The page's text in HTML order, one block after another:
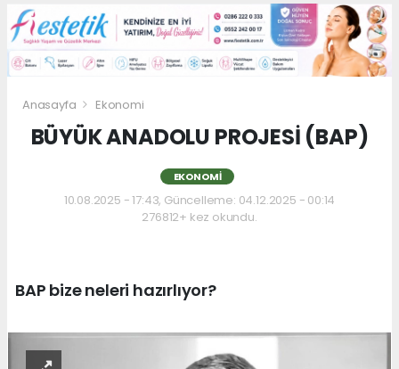
Anasayfa Ekonomi
BÜYÜK ANADOLU PROJESİ (BAP)
EKONOMI
10.08.2025 - 17:43, Güncelleme: 04.12.2025 - 00:14
276812+ kez okundu.
BAP bize neleri hazırlıyor?